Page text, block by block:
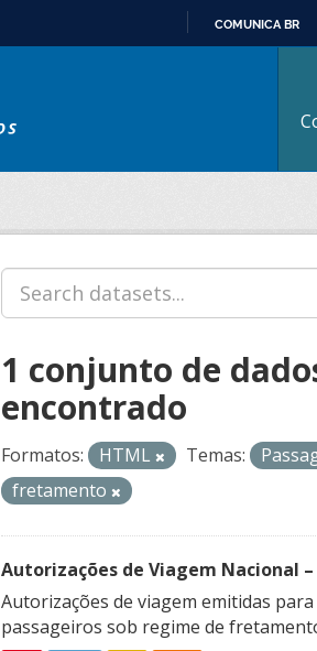
COMUNICA BR
1 conjunto de
encontrado
Formatos: HTML Temas:
fretamento
Autorizações de Viagem Nacional
Autorizações de viagem emitidas
passageiros sob regime de